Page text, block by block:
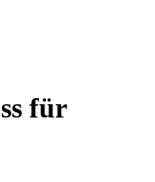
für